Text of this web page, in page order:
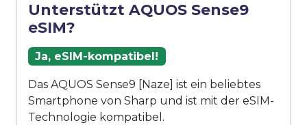
Unterstützt AQUOS Sense9
eSIM?
Ja, eSIM-kompatibel!
Das AQUOS Sense9 [Naze] ist ein beliebtes
Smartphone von Sharp und ist mit der eSIM-
Technologie kompatibel.